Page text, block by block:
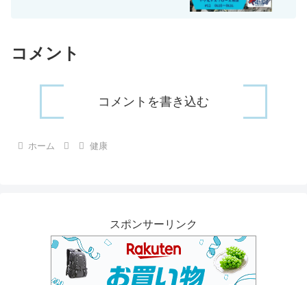
コメント
コメントを書き込む
ホーム 健康
スポンサーリンク